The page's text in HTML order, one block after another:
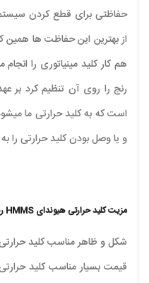
حفاظتی برای قطع کردن سیستم
از بهترین این حفاظت ها همین
هم کار کلید مینیاتوری را
رنج را روی آن تنظیم کرد بر
است که به کلید حرارتی ما
و یا وصل بودن کلید حرارتی را
مزیت کلید حرارتی هیوندای HMMS رنج 56 تا 80 آمپر
شکل و ظاهر مناسب کلید
قیمت بسیار مناسب کلید